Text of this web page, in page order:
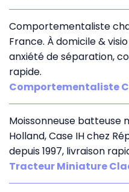
Comportementaliste
France. À domicile &
anxiété de séparation,
rapide.
Comportementaliste
Moissonneuse batteuse
Holland, Case IH chez
depuis 1997, livraison
Tracteur Miniature